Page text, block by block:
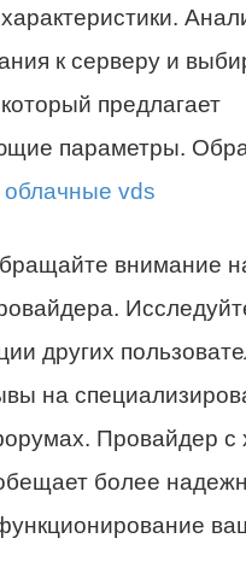
к серверу и
предлагает
параметры.
облачные vds
внимание
других
на
Провайдер с
более